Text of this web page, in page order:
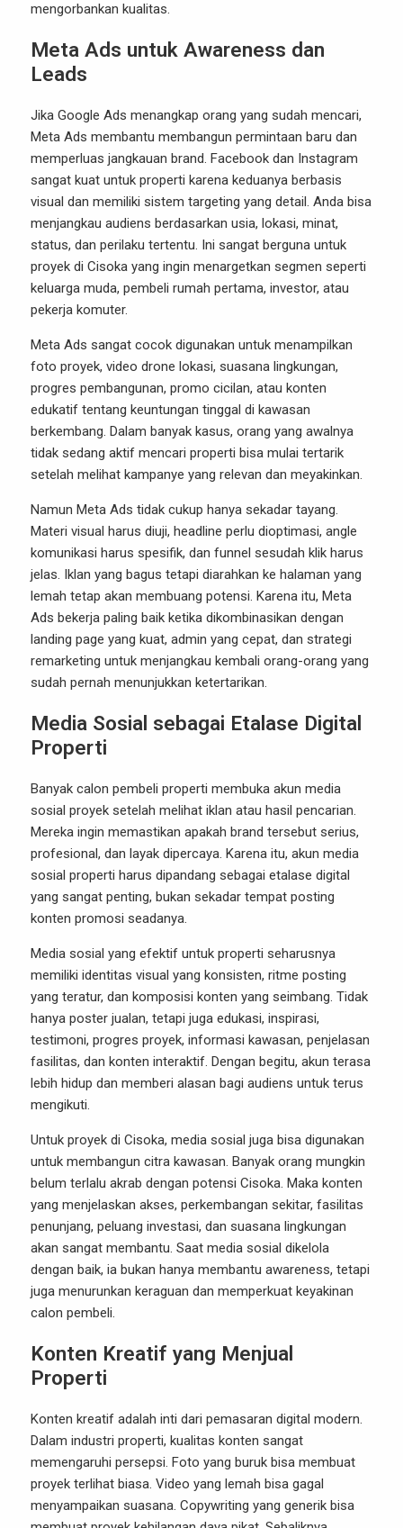
mengorbankan kualitas.
Meta Ads untuk Awareness dan
Leads
Jika Google Ads menangkap orang yang sudah mencari,
Meta Ads membantu membangun permintaan baru dan
memperluas jangkauan brand. Facebook dan Instagram
sangat kuat untuk properti karena keduanya berbasis
visual dan memiliki sistem targeting yang detail. Anda bisa
menjangkau audiens berdasarkan usia, lokasi, minat,
status, dan perilaku tertentu. Ini sangat berguna untuk
proyek di Cisoka yang ingin menargetkan segmen seperti
keluarga muda, pembeli rumah pertama, investor, atau
pekerja komuter.
Meta Ads sangat cocok digunakan untuk menampilkan
foto proyek, video drone lokasi, suasana lingkungan,
progres pembangunan, promo cicilan, atau konten
edukatif tentang keuntungan tinggal di kawasan
berkembang. Dalam banyak kasus, orang yang awalnya
tidak sedang aktif mencari properti bisa mulai tertarik
setelah melihat kampanye yang relevan dan meyakinkan.
Namun Meta Ads tidak cukup hanya sekadar tayang.
Materi visual harus diuji, headline perlu dioptimasi, angle
komunikasi harus spesifik, dan funnel sesudah klik harus
jelas. Iklan yang bagus tetapi diarahkan ke halaman yang
lemah tetap akan membuang potensi. Karena itu, Meta
Ads bekerja paling baik ketika dikombinasikan dengan
landing page yang kuat, admin yang cepat, dan strategi
remarketing untuk menjangkau kembali orang-orang yang
sudah pernah menunjukkan ketertarikan.
Media Sosial sebagai Etalase Digital
Properti
Banyak calon pembeli properti membuka akun media
sosial proyek setelah melihat iklan atau hasil pencarian.
Mereka ingin memastikan apakah brand tersebut serius,
profesional, dan layak dipercaya. Karena itu, akun media
sosial properti harus dipandang sebagai etalase digital
yang sangat penting, bukan sekadar tempat posting
konten promosi seadanya.
Media sosial yang efektif untuk properti seharusnya
memiliki identitas visual yang konsisten, ritme posting
yang teratur, dan komposisi konten yang seimbang. Tidak
hanya poster jualan, tetapi juga edukasi, inspirasi,
testimoni, progres proyek, informasi kawasan, penjelasan
fasilitas, dan konten interaktif. Dengan begitu, akun terasa
lebih hidup dan memberi alasan bagi audiens untuk terus
mengikuti.
Untuk proyek di Cisoka, media sosial juga bisa digunakan
untuk membangun citra kawasan. Banyak orang mungkin
belum terlalu akrab dengan potensi Cisoka. Maka konten
yang menjelaskan akses, perkembangan sekitar, fasilitas
penunjang, peluang investasi, dan suasana lingkungan
akan sangat membantu. Saat media sosial dikelola
dengan baik, ia bukan hanya membantu awareness, tetapi
juga menurunkan keraguan dan memperkuat keyakinan
calon pembeli.
Konten Kreatif yang Menjual
Properti
Konten kreatif adalah inti dari pemasaran digital modern.
Dalam industri properti, kualitas konten sangat
memengaruhi persepsi. Foto yang buruk bisa membuat
proyek terlihat biasa. Video yang lemah bisa gagal
menyampaikan suasana. Copywriting yang generik bisa